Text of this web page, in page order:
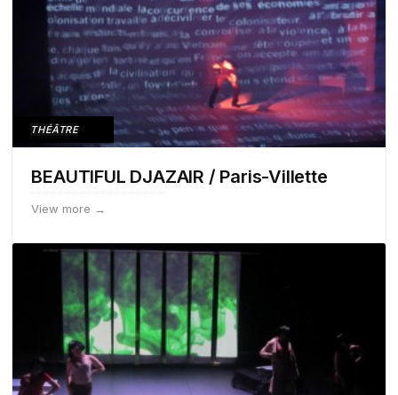
THÉÂTRE
BEAUTIFUL DJAZAIR / Paris-Villette
View more →